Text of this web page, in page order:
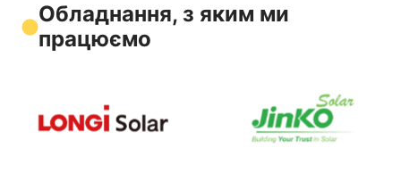
Обладнання, з яким ми
працюємо